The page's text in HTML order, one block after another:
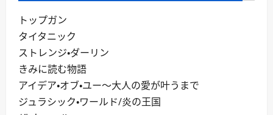
トップガン
タイタニック
ストレンジ・ダーリン
きみに読む物語
アイデア・オブ・ユー～大人の愛が叶うまで
ジュラシック・ワールド/炎の王国